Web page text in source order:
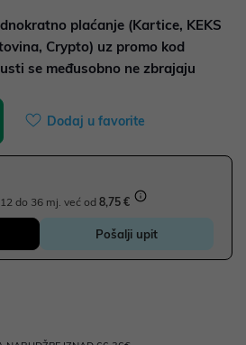
plaćanje (Kartice, KEKS
Crypto) uz promo kod
se međusobno ne zbrajaju
Dodaj u favorite
do 36 mj. već od 8,75 €
Pošalji upit